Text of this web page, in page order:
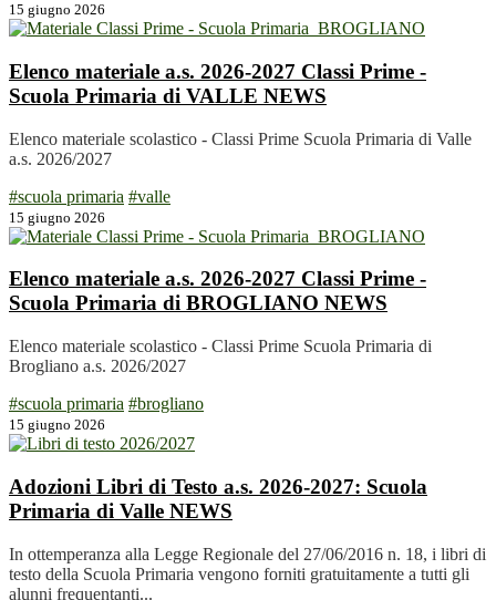
15 giugno 2026
Elenco materiale a.s. 2026-2027 Classi Prime -
Scuola Primaria di VALLE NEWS
Elenco materiale scolastico - Classi Prime Scuola Primaria di Valle
a.s. 2026/2027
#scuola primaria #valle
15 giugno 2026
Elenco materiale a.s. 2026-2027 Classi Prime -
Scuola Primaria di BROGLIANO NEWS
Elenco materiale scolastico - Classi Prime Scuola Primaria di
Brogliano a.s. 2026/2027
#scuola primaria #brogliano
15 giugno 2026
Adozioni Libri di Testo a.s. 2026-2027: Scuola
Primaria di Valle NEWS
In ottemperanza alla Legge Regionale del 27/06/2016 n. 18, i libri di
testo della Scuola Primaria vengono forniti gratuitamente a tutti gli
alunni frequentanti...